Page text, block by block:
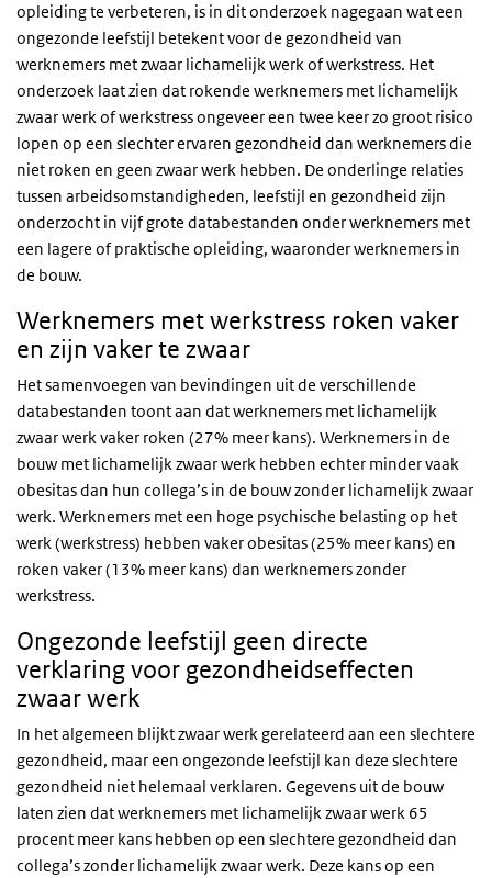
opleiding te verbeteren, is in dit onderzoek nagegaan wat een
ongezonde leefstijl betekent voor de gezondheid van
werknemers met zwaar lichamelijk werk of werkstress. Het
onderzoek laat zien dat rokende werknemers met lichamelijk
zwaar werk of werkstress ongeveer een twee keer zo groot risico
lopen op een slechter ervaren gezondheid dan werknemers die
niet roken en geen zwaar werk hebben. De onderlinge relaties
tussen arbeidsomstandigheden, leefstijl en gezondheid zijn
onderzocht in vijf grote databestanden onder werknemers met
een lagere of praktische opleiding, waaronder werknemers in
de bouw.
Werknemers met werkstress roken vaker
en zijn vaker te zwaar
Het samenvoegen van bevindingen uit de verschillende
databestanden toont aan dat werknemers met lichamelijk
zwaar werk vaker roken (27% meer kans). Werknemers in de
bouw met lichamelijk zwaar werk hebben echter minder vaak
obesitas dan hun collega’s in de bouw zonder lichamelijk zwaar
werk. Werknemers met een hoge psychische belasting op het
werk (werkstress) hebben vaker obesitas (25% meer kans) en
roken vaker (13% meer kans) dan werknemers zonder
werkstress.
Ongezonde leefstijl geen directe
verklaring voor gezondheidseffecten
zwaar werk
In het algemeen blijkt zwaar werk gerelateerd aan een slechtere
gezondheid, maar een ongezonde leefstijl kan deze slechtere
gezondheid niet helemaal verklaren. Gegevens uit de bouw
laten zien dat werknemers met lichamelijk zwaar werk 65
procent meer kans hebben op een slechtere gezondheid dan
collega’s zonder lichamelijk zwaar werk. Deze kans op een